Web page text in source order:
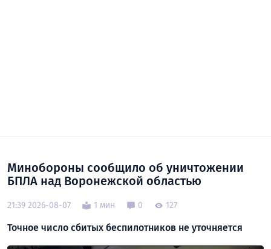
Минобороны сообщило об уничтожении
БПЛА над Воронежской областью
21:39 2026-08-07 1 мин 0 127
Точное число сбитых беспилотников не уточняется